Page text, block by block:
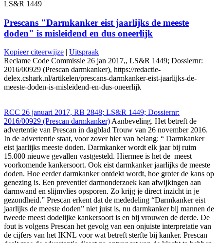
LS&R 1449
Prescans "Darmkanker eist jaarlijks de meeste
doden" is misleidend en dus oneerlijk
Kopieer citeerwijze | Uitspraak
Reclame Code Commissie 26 jan 2017,, LS&R 1449; Dossiernr:
2016/00929 (Prescan darmkanker), https://redactie-
delex.cshark.nl/artikelen/prescans-darmkanker-eist-jaarlijks-de-
meeste-doden-is-misleidend-en-dus-oneerlijk
RCC 26 januari 2017, RB 2848; LS&R 1449; Dossiernr:
2016/00929 (Prescan darmkanker) Aanbeveling. Het betreft de
advertentie van Prescan in dagblad Trouw van 26 november 2016.
In de advertentie staat, voor zover hier van belang: “ Darmkanker
eist jaarlijks meeste doden. Darmkanker wordt elk jaar bij ruim
15.000 nieuwe gevallen vastgesteld. Hiermee is het de meest
voorkomende kankersoort. Ook eist darmkanker jaarlijks de meeste
doden. Hoe eerder darmkanker ontdekt wordt, hoe groter de kans op
genezing is. Een preventief darmonderzoek kan afwijkingen aan
darmwand en slijmvlies opsporen. Zo krijg je direct inzicht in je
gezondheid.” Prescan erkent dat de mededeling “Darmkanker eist
jaarlijks de meeste doden” niet juist is, nu darmkanker bij mannen de
tweede meest dodelijke kankersoort is en bij vrouwen de derde. De
fout is volgens Prescan het gevolg van een onjuiste interpretatie van
de cijfers van het IKNL voor wat betreft sterfte bij kanker. Prescan